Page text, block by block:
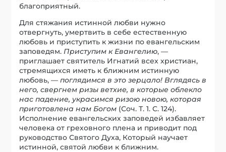
благоприятный.
Для стяжания истинной любви нужно
отвергнуть, умертвить в себе естественную
любовь и приступить к жизни по евангельским
заповедям. Приступим к Евангелию, —
приглашает святитель Игнатий всех христиан,
стремящихся иметь к ближним истинную
любовь, —поглядимся в это зерцало! Вглядясь в
него, свергнем ризы ветхие, в которые облекло
нас падение, украсимся ризою новою, которая
приготовлена нам Богом (Соч. Т. 1. С. 124).
Исполнение евангельских заповедей избавляет
человека от греховного плена и приводит под
руководство Святого Духа, Который научает
истинной, святой любви к ближним.